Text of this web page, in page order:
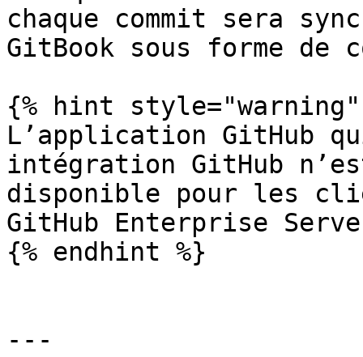
chaque commit sera
GitBook sous forme de
{% hint style="warning"
L’application GitHub
intégration GitHub
disponible pour les
GitHub Enterprise
{% endhint %}
---